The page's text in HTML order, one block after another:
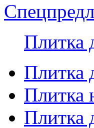
Плитка
Плитка
Плитка
Плитка